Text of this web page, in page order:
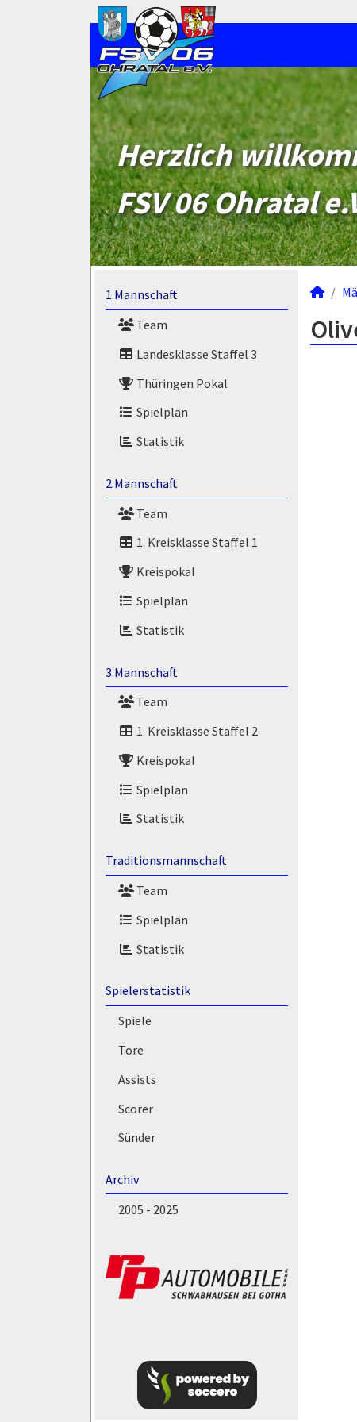
Herzlich
FSV 06 Ohratal
1.Mannschaft
Team
Landesklasse Staffel 3
Thüringen Pokal
Spielplan
Statistik
2.Mannschaft
Team
1. Kreisklasse Staffel 1
Kreispokal
Spielplan
Statistik
3.Mannschaft
Team
1. Kreisklasse Staffel 2
Kreispokal
Spielplan
Statistik
Traditionsmannschaft
Team
Spielplan
Statistik
Spielerstatistik
Spiele
Tore
Assists
Scorer
Sünder
Archiv
2005 - 2025